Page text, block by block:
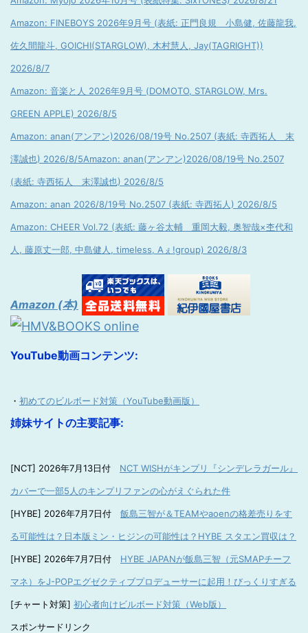
Amazon: FINEBOYS 2026年9月号 (表紙: 正門良規 小島健, 佐藤龍我,
佐久間龍斗, GOICHI(STARGLOW), 木村慧人, Jay(TAGRIGHT))
2026/8/7
Amazon: 音楽と人 2026年9月号 (DOMOTO, STARGLOW, Mrs.
GREEN APPLE) 2026/8/5
Amazon: anan(アンアン)2026/08/19号 No.2507 (表紙: 寺西拓人 末
澤誠也) 2026/8/5Amazon: anan(アンアン)2026/08/19号 No.2507
(表紙: 寺西拓人 末澤誠也) 2026/8/5
Amazon: anan 2026/8/19号 No.2507 (表紙: 寺西拓人) 2026/8/5
Amazon: CHEER Vol.72 (表紙: 藤ヶ谷太輔 重岡大毅, 奥智哉×杢代和
人, 藤原丈一郎, 中島健人, timeless, Aぇ!group) 2026/8/3
Amazon (本)
YouTube動画コンテンツ:
・ 初めてのビルボード対策（YouTube動画版）
姉妹サイトの主要記事:
[NCT] 2026年7月13日付 NCT WISHがキンプリ『シンデレラガール』
カバーで一部5人のキンプリファンの心がえぐられた件
[HYBE] 2026年7月7日付 飯島三智が＆TEAMやaoenの格差売りをす
る可能性は？日本版ミン・ヒジンの可能性は？HYBE スタエン買収は？
[HYBE] 2026年7月7日付 HYBE JAPANが飯島三智（元SMAPチーフ
マネ）をJ-POPエグゼクティブプロデューサーに起用！びっくりすぎる
[チャート対策] 初心者向けビルボード対策（Web版）
スポンサードリンク